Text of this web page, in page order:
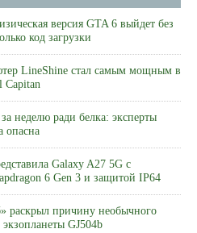
версия GTA 6 выйдет без
код загрузки
LineShine стал самым мощным в
Capitan
неделю ради белка: эксперты
опасна
Galaxy A27 5G с
6 Gen 3 и защитой IP64
раскрыл причину необычного
GJ504b